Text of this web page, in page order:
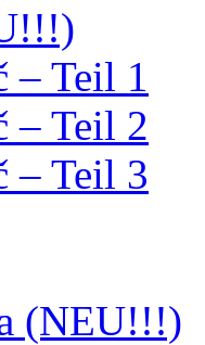
– Teil 1
– Teil 2
– Teil 3
(NEU!!!)